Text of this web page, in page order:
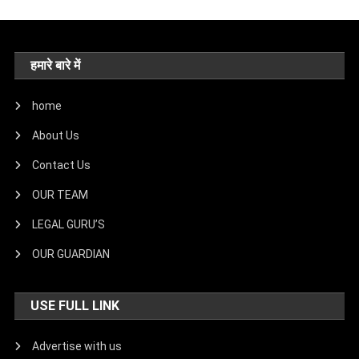
हमारे बारे में
home
About Us
Contact Us
OUR TEAM
LEGAL GURU’S
OUR GUARDIAN
USE FULL LINK
Advertise with us